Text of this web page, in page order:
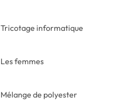
Tricotage informatique
Les femmes
Mélange de polyester